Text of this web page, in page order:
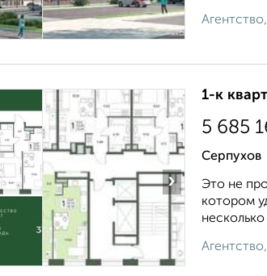
›
1-к
5 685
Серпухов
Это не
котором